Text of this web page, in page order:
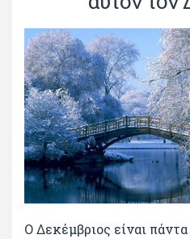
Ο Δεκέμβριος είναι